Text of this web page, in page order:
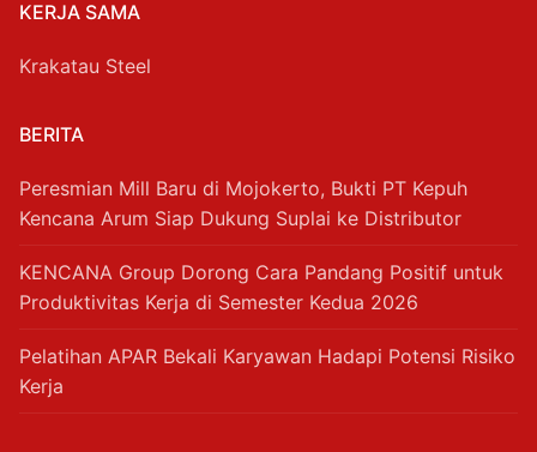
KERJA SAMA
Krakatau Steel
BERITA
Peresmian Mill Baru di Mojokerto, Bukti PT Kepuh
Kencana Arum Siap Dukung Suplai ke Distributor
KENCANA Group Dorong Cara Pandang Positif untuk
Produktivitas Kerja di Semester Kedua 2026
Pelatihan APAR Bekali Karyawan Hadapi Potensi Risiko
Kerja